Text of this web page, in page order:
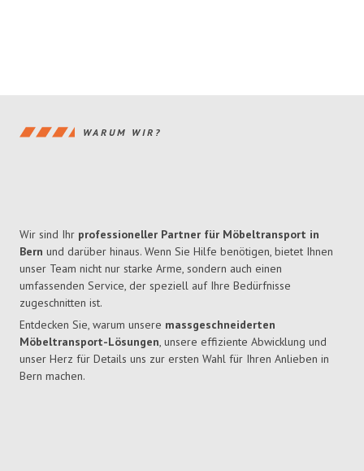
WARUM WIR?
Wir sind Ihr professioneller Partner für Möbeltransport in
Bern und darüber hinaus. Wenn Sie Hilfe benötigen, bietet Ihnen
unser Team nicht nur starke Arme, sondern auch einen
umfassenden Service, der speziell auf Ihre Bedürfnisse
zugeschnitten ist.
Entdecken Sie, warum unsere massgeschneiderten
Möbeltransport-Lösungen, unsere effiziente Abwicklung und
unser Herz für Details uns zur ersten Wahl für Ihren Anlieben in
Bern machen.